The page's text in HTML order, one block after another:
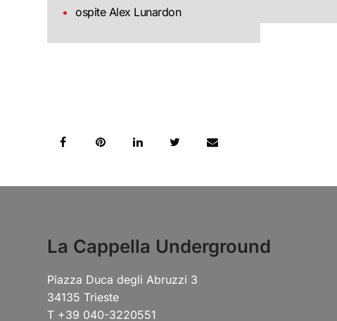
ospite Alex Lunardon
La Cappella Underground
Piazza Duca degli Abruzzi 3
34135 Trieste
T +39 040-3220551